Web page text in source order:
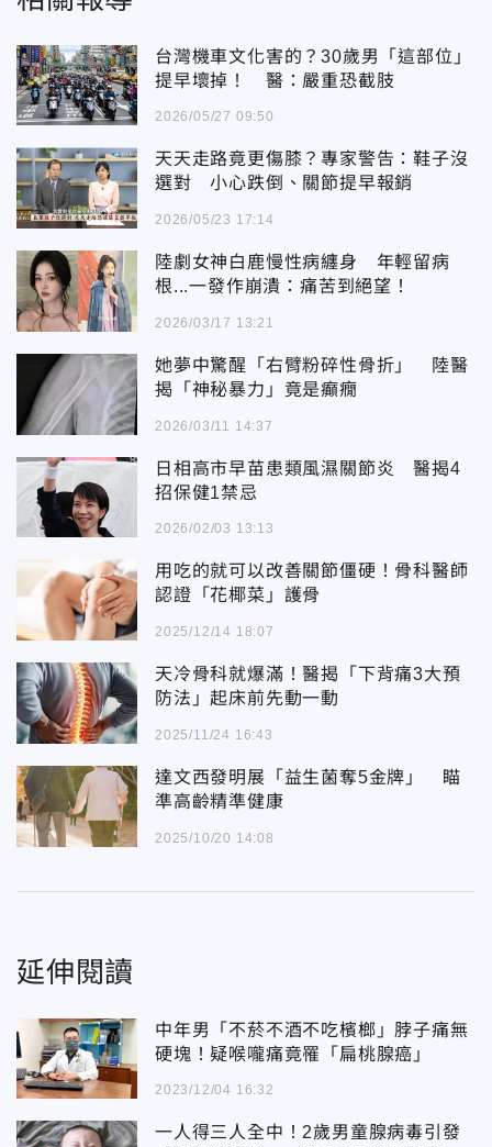
台灣機車文化害的？30歲男「這部位」
提早壞掉！ 醫：嚴重恐截肢
2026/05/27 09:50
天天走路竟更傷膝？專家警告：鞋子沒
選對 小心跌倒、關節提早報銷
2026/05/23 17:14
陸劇女神白鹿慢性病纏身 年輕留病
根...一發作崩潰：痛苦到絕望！
2026/03/17 13:21
她夢中驚醒「右臂粉碎性骨折」 陸醫
揭「神秘暴力」竟是癲癇
2026/03/11 14:37
日相高市早苗患類風濕關節炎 醫揭4
招保健1禁忌
2026/02/03 13:13
用吃的就可以改善關節僵硬！骨科醫師
認證「花椰菜」護骨
2025/12/14 18:07
天冷骨科就爆滿！醫揭「下背痛3大預
防法」起床前先動一動
2025/11/24 16:43
達文西發明展「益生菌奪5金牌」 瞄
準高齡精準健康
2025/10/20 14:08
延伸閱讀
中年男「不菸不酒不吃檳榔」脖子痛無
硬塊！疑喉嚨痛竟罹「扁桃腺癌」
2023/12/04 16:32
一人得三人全中！2歲男童腺病毒引發